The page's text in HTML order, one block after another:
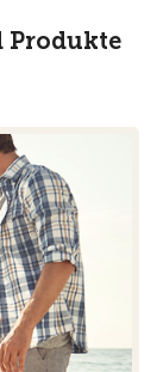
Produkte